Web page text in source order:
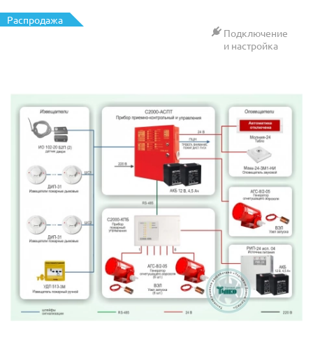
Распродажа
Подключение
и настройка